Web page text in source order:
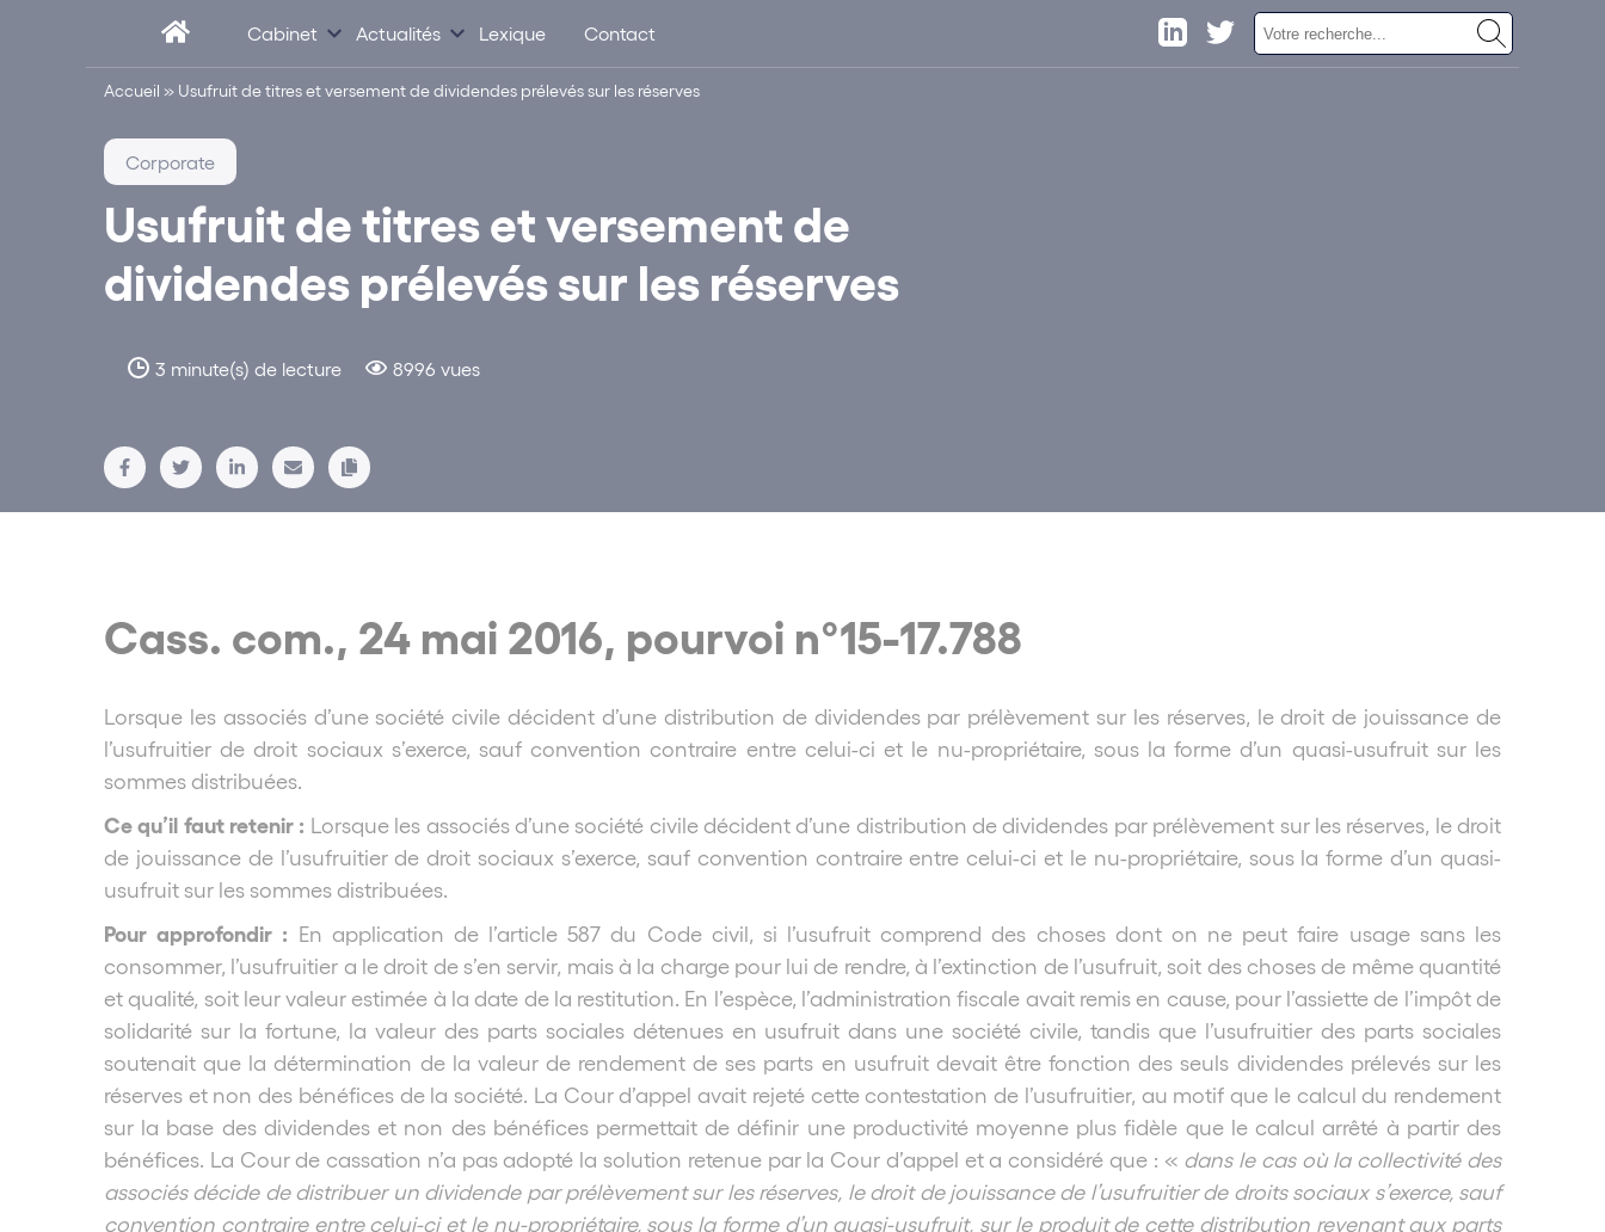
Cabinet Actualités Lexique Contact
Accueil » Usufruit de titres et versement de dividendes prélevés sur les réserves
Usufruit de titres et versement de
dividendes prélevés sur les réserves
3 minute(s) de lecture 8996 vues
Corporate
Cass. com., 24 mai 2016, pourvoi n°15-17.788
Lorsque les associés d’une société civile décident d’une distribution de dividendes par prélèvement sur les réserves, le droit de jouissance de
l’usufruitier de droit sociaux s’exerce, sauf convention contraire entre celui-ci et le nu-propriétaire, sous la forme d’un quasi-usufruit sur les
sommes distribuées.
Ce qu’il faut retenir : Lorsque les associés d’une société civile décident d’une distribution de dividendes par prélèvement sur les réserves, le droit
de jouissance de l’usufruitier de droit sociaux s’exerce, sauf convention contraire entre celui-ci et le nu-propriétaire, sous la forme d’un quasi-
usufruit sur les sommes distribuées.
Pour approfondir : En application de l’article 587 du Code civil, si l’usufruit comprend des choses dont on ne peut faire usage sans les
consommer, l’usufruitier a le droit de s’en servir, mais à la charge pour lui de rendre, à l’extinction de l’usufruit, soit des choses de même quantité
et qualité, soit leur valeur estimée à la date de la restitution. En l’espèce, l’administration fiscale avait remis en cause, pour l’assiette de l’impôt de
solidarité sur la fortune, la valeur des parts sociales détenues en usufruit dans une société civile, tandis que l’usufruitier des parts sociales
soutenait que la détermination de la valeur de rendement de ses parts en usufruit devait être fonction des seuls dividendes prélevés sur les
réserves et non des bénéfices de la société. La Cour d’appel avait rejeté cette contestation de l’usufruitier, au motif que le calcul du rendement
sur la base des dividendes et non des bénéfices permettait de définir une productivité moyenne plus fidèle que le calcul arrêté à partir des
bénéfices. La Cour de cassation n’a pas adopté la solution retenue par la Cour d’appel et a considéré que : « dans le cas où la collectivité des
associés décide de distribuer un dividende par prélèvement sur les réserves, le droit de jouissance de l’usufruitier de droits sociaux s’exerce, sauf
convention contraire entre celui-ci et le nu-propriétaire, sous la forme d’un quasi-usufruit, sur le produit de cette distribution revenant aux parts